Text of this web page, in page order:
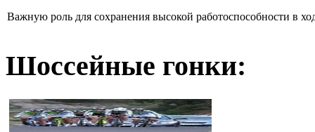
Важную роль для сохранения высокой работоспособности в
Шоссейные гонки: